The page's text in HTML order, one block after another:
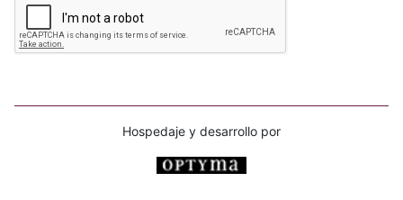
Hospedaje y desarrollo por